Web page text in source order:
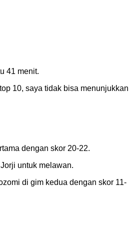
41 menit.
10, saya tidak bisa menunjukkan
dengan skor 20-22.
untuk melawan.
di gim kedua dengan skor 11-